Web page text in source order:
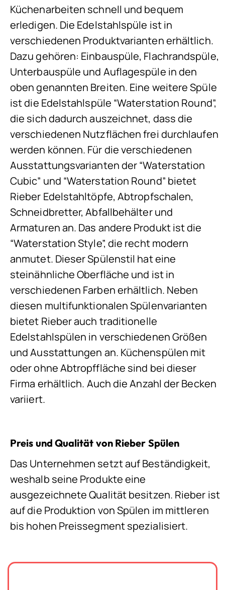
Küchenarbeiten schnell und bequem
erledigen. Die Edelstahlspüle ist in
verschiedenen Produktvarianten erhältlich.
Dazu gehören: Einbauspüle, Flachrandspüle,
Unterbauspüle und Auflagespüle in den
oben genannten Breiten. Eine weitere Spüle
ist die Edelstahlspüle “Waterstation Round”,
die sich dadurch auszeichnet, dass die
verschiedenen Nutzflächen frei durchlaufen
werden können. Für die verschiedenen
Ausstattungsvarianten der “Waterstation
Cubic” und “Waterstation Round” bietet
Rieber Edelstahltöpfe, Abtropfschalen,
Schneidbretter, Abfallbehälter und
Armaturen an. Das andere Produkt ist die
“Waterstation Style”, die recht modern
anmutet. Dieser Spülenstil hat eine
steinähnliche Oberfläche und ist in
verschiedenen Farben erhältlich. Neben
diesen multifunktionalen Spülenvarianten
bietet Rieber auch traditionelle
Edelstahlspülen in verschiedenen Größen
und Ausstattungen an. Küchenspülen mit
oder ohne Abtropffläche sind bei dieser
Firma erhältlich. Auch die Anzahl der Becken
variiert.
Preis und Qualität von Rieber Spülen
Das Unternehmen setzt auf Beständigkeit,
weshalb seine Produkte eine
ausgezeichnete Qualität besitzen. Rieber ist
auf die Produktion von Spülen im mittleren
bis hohen Preissegment spezialisiert.